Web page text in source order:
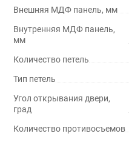
Внешняя МДФ панель, мм
Внутренняя МДФ панель,
мм
Количество петель
Тип петель
Угол открывания двери,
град
Количество противосъемов